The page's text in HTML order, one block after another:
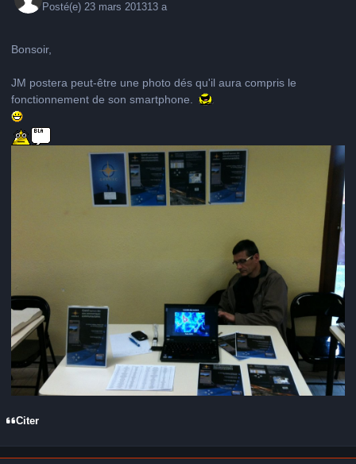
Posté(e)23 mars 201313 a
Bonsoir,
JM postera peut-être une photo dés qu'il aura compris le
fonctionnement de son smartphone.
Citer